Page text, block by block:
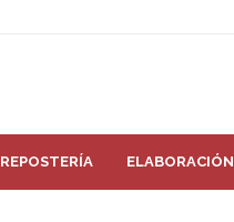
REPOSTERÍA ELABORACIÓN